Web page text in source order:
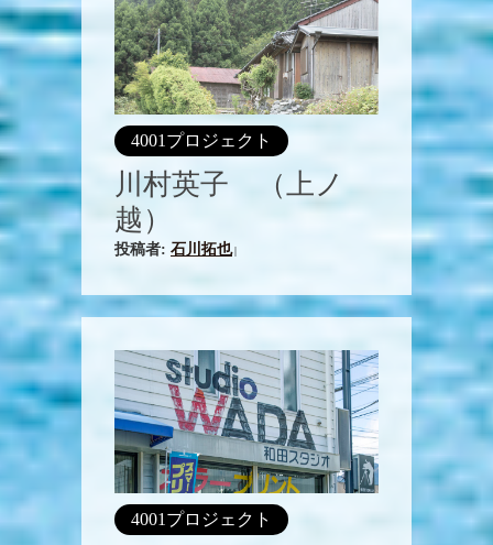
4001プロジェクト
川村英子 （上ノ
越）
投稿者: 石川拓也|
4001プロジェクト